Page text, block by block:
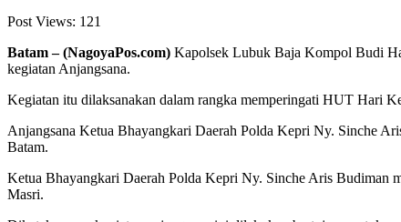
Post Views: 121
Batam – (NagoyaPos.com) Kapolsek Lubuk Baja Kompol Budi
kegiatan Anjangsana.
Kegiatan itu dilaksanakan dalam rangka memperingati HUT Hari
Anjangsana Ketua Bhayangkari Daerah Polda Kepri Ny. Sinche
Batam.
Ketua Bhayangkari Daerah Polda Kepri Ny. Sinche Aris Budiman
Masri.